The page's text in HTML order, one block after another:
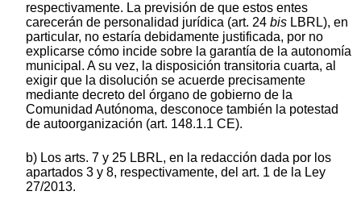
respectivamente. La previsión de que estos entes
carecerán de personalidad jurídica (art. 24 bis LBRL), en
particular, no estaría debidamente justificada, por no
explicarse cómo incide sobre la garantía de la autonomía
municipal. A su vez, la disposición transitoria cuarta, al
exigir que la disolución se acuerde precisamente
mediante decreto del órgano de gobierno de la
Comunidad Autónoma, desconoce también la potestad
de autoorganización (art. 148.1.1 CE).
b) Los arts. 7 y 25 LBRL, en la redacción dada por los
apartados 3 y 8, respectivamente, del art. 1 de la Ley
27/2013.